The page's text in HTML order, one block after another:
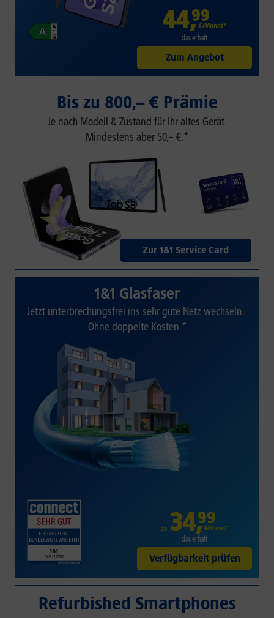
44,99
€/Monat*
dauerhaft
Zum Angebot
Bis zu 800,– € Prämie
Je nach Modell & Zustand für Ihr altes Gerät.
Mindestens aber 50,– €.*
Zur 1&1 Service Card
1&1 Glasfaser
Jetzt unterbrechungsfrei ins sehr gute Netz wechseln.
Ohne doppelte Kosten.*
ab 34,99
€/Monat*
dauerhaft
Verfügbarkeit prüfen
Refurbished Smartphones